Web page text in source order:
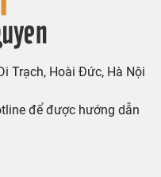
Trạch, Hoài Đức, Hà Nội
để được hướng dẫn